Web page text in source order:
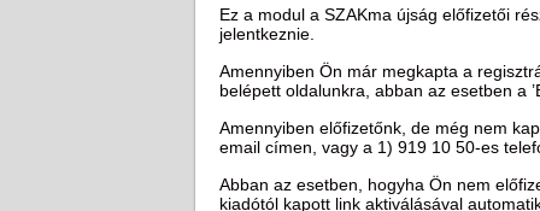
Ez a modul a SZAKma újság előfizetői
jelentkeznie.
Amennyiben Ön már megkapta a
belépett oldalunkra, abban az esetben a
Amennyiben előfizetőnk, de még nem
email címen, vagy a 1) 919 10 50-es
Abban az esetben, hogyha Ön nem
kiadótól kapott link aktiválásával